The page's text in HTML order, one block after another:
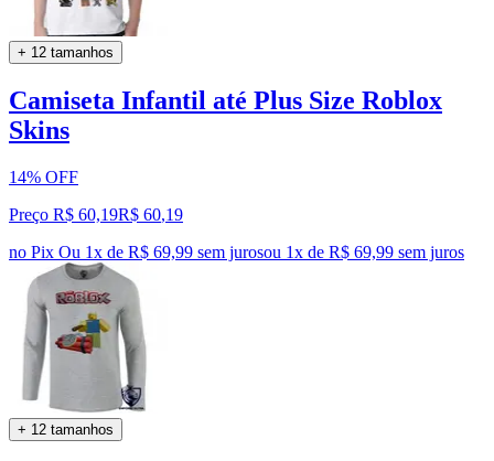
+ 12 tamanhos
Camiseta Infantil até Plus Size Roblox
Skins
14% OFF
Preço R$ 60,19R$ 60,19
no Pix Ou 1x de R$ 69,99 sem jurosou 1x de R$ 69,99 sem juros
+ 12 tamanhos